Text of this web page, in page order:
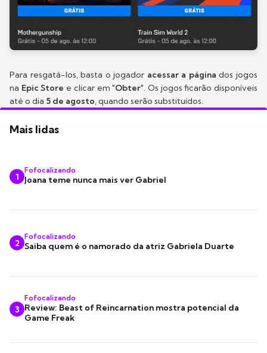
Para resgatá-los, basta o jogador acessar a página dos jogos
na Epic Store e clicar em "Obter". Os jogos ficarão disponíveis
até o dia 5 de agosto, quando serão substituídos.
Mais lidas
1
Fofocalizando
Joana teme nunca mais ver Gabriel
2
Fofocalizando
Saiba quem é o namorado da atriz Gabriela Duarte
3
Fofocalizando
Review: Beast of Reincarnation mostra potencial da
Game Freak